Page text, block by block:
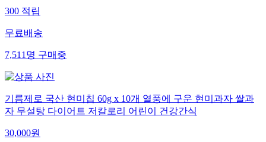
300 적립
무료배송
7,511 명 구매중
기름제로 국산 현미칩 60g x 10개 열풍에 구운 현미과자 쌀과
자 무설탕 다이어트 저칼로리 어린이 건강간식
30,000원